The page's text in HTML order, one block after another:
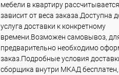
мебели в квартиру
зависит от веса заказа.Доступна
услуга доставки к конкретному
времени.Возможен самовывоз,
предварительно необходимо
заказ.Подробные условия
сборщика внутри МКАД